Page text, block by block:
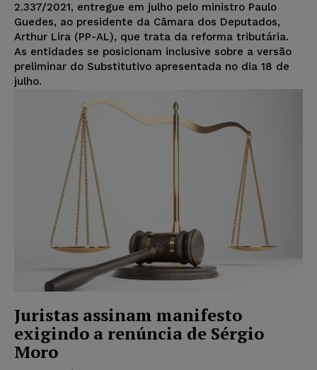
2.337/2021, entregue em julho pelo ministro Paulo
Guedes, ao presidente da Câmara dos Deputados,
Arthur Lira (PP-AL), que trata da reforma tributária.
As entidades se posicionam inclusive sobre a versão
preliminar do Substitutivo apresentada no dia 18 de
julho.
Juristas assinam manifesto
exigindo a renúncia de Sérgio
Moro